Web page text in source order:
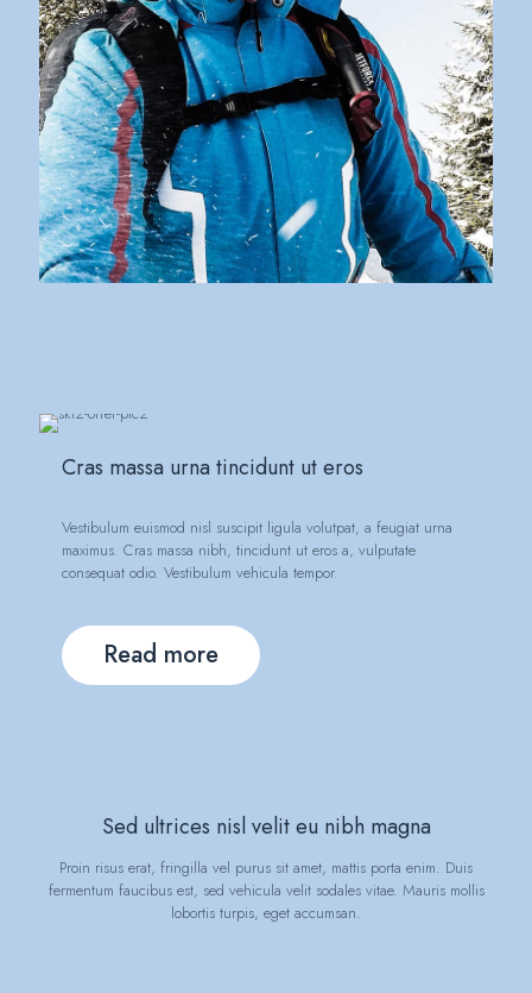
Cras massa urna tincidunt ut eros
Vestibulum euismod nisl suscipit ligula volutpat, a feugiat urna
maximus. Cras massa nibh, tincidunt ut eros a, vulputate
consequat odio. Vestibulum vehicula tempor.
Read more
Sed ultrices nisl velit eu nibh magna
Proin risus erat, fringilla vel purus sit amet, mattis porta enim. Duis
fermentum faucibus est, sed vehicula velit sodales vitae. Mauris mollis
lobortis turpis, eget accumsan.